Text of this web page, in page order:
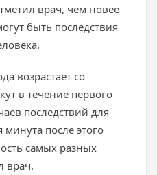
врач, чем новее
быть последствия
возрастает со
в течение первого
последствий для
минута после этого
самых разных
врач.